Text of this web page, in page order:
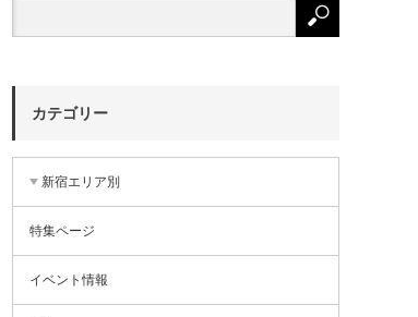
カテゴリー
新宿エリア別
特集ページ
イベント情報